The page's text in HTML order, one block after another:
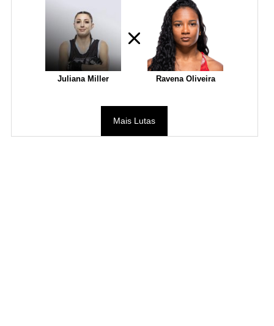
Juliana Miller Ravena Oliveira
Mais Lutas